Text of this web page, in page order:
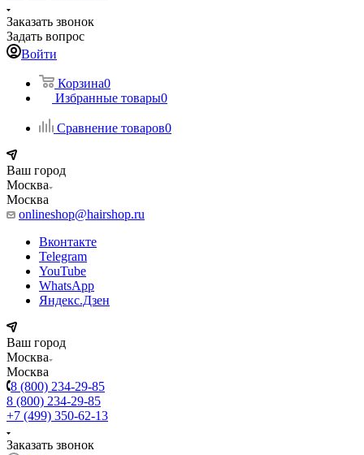
Заказать звонок
Задать вопрос
Войти
Корзина0
Избранные товары0
Сравнение товаров0
Ваш город
Москва
Москва
onlineshop@hairshop.ru
Вконтакте
Telegram
YouTube
WhatsApp
Яндекс.Дзен
Ваш город
Москва
Москва
8 (800) 234-29-85
8 (800) 234-29-85
+7 (499) 350-62-13
Заказать звонок